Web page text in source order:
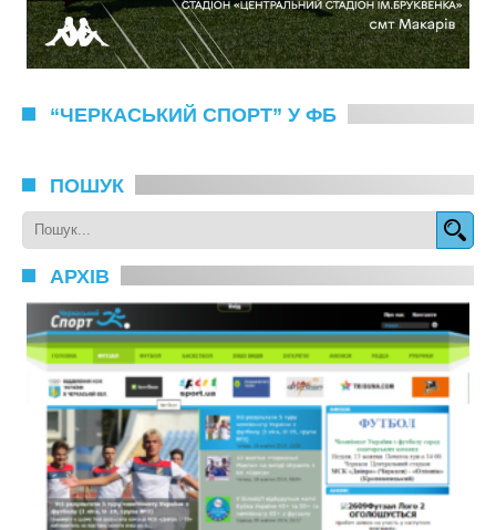
“ЧЕРКАСЬКИЙ СПОРТ” У ФБ
ПОШУК
АРХІВ